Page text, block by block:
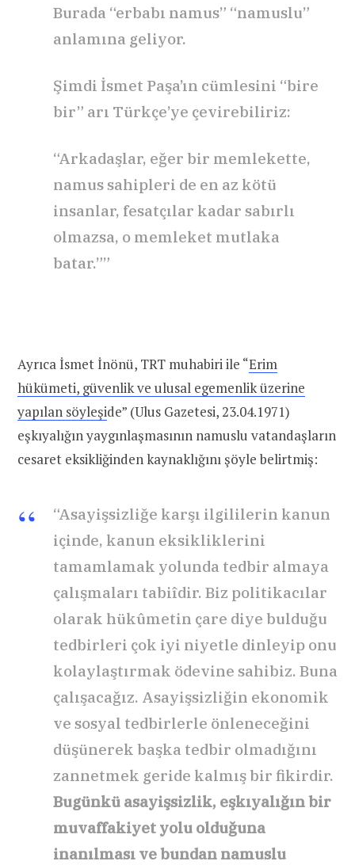
Burada “erbabı namus” “namuslu”
anlamına geliyor.
Şimdi İsmet Paşa’ın cümlesini “bire
bir” arı Türkçe’ye çevirebiliriz:
“Arkadaşlar, eğer bir memlekette,
namus sahipleri de en az kötü
insanlar, fesatçılar kadar sabırlı
olmazsa, o memleket mutlaka
batar.””
Ayrıca İsmet İnönü, TRT muhabiri ile “Erim
hükümeti, güvenlik ve ulusal egemenlik üzerine
yapılan söyleşide” (Ulus Gazetesi, 23.04.1971)
eşkıyalığın yaygınlaşmasının namuslu vatandaşların
cesaret eksikliğinden kaynaklığını şöyle belirtmiş:
“Asayişsizliğe karşı ilgililerin kanun
içinde, kanun eksikliklerini
tamamlamak yolunda tedbir almaya
çalışmaları tabiîdir. Biz politikacılar
olarak hükûmetin çare diye bulduğu
tedbirleri çok iyi niyetle dinleyip onu
kolaylaştırmak ödevine sahibiz. Buna
çalışacağız. Asayişsizliğin ekonomik
ve sosyal tedbirlerle önleneceğini
düşünerek başka tedbir olmadığını
zannetmek geride kalmış bir fikirdir.
Bugünkü asayişsizlik, eşkıyalığın bir
muvaffakiyet yolu olduğuna
inanılması ve bundan namuslu